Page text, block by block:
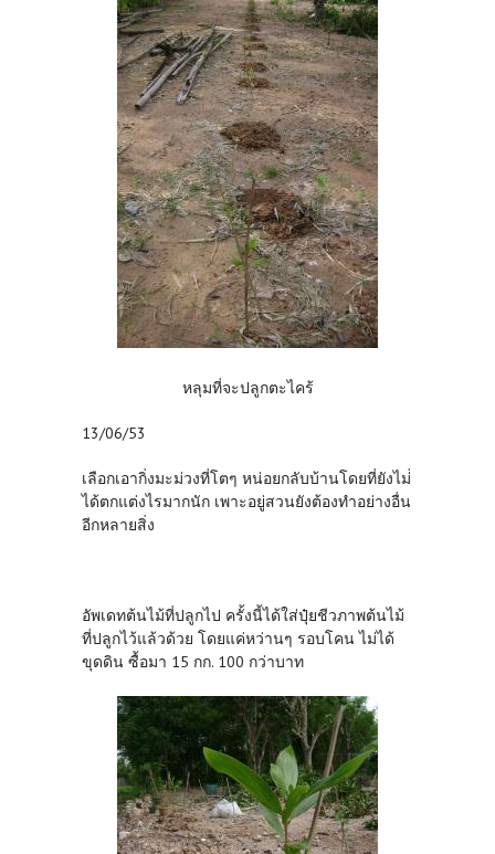
หลุมที่จะปลูกตะไคร้
13/06/53
เลือกเอากิ่งมะม่วงที่โตๆ หน่อยกลับบ้านโดยที่ยังไม่่
ได้ตกแต่งไรมากนัก เพาะอยู่สวนยังต้องทำอย่างอื่น
อีกหลายสิ่ง
อัพเดทต้นไม้ที่ปลูกไป ครั้งนี้ได้ใส่ปุ๋ยชีวภาพต้นไม้
ที่ปลูกไว้แล้วด้วย โดยแค่หว่านๆ รอบโคน ไม่ได้
ขุดดิน ซื้อมา 15 กก. 100 กว่าบาท